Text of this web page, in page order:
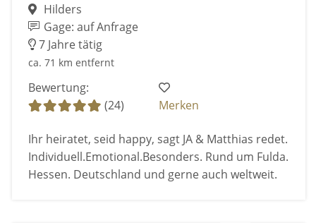
Hilders
Gage: auf Anfrage
7 Jahre tätig
ca. 71 km entfernt
Bewertung:
(24)
Merken
Ihr heiratet, seid happy, sagt JA & Matthias redet.
Individuell.Emotional.Besonders. Rund um Fulda.
Hessen. Deutschland und gerne auch weltweit.